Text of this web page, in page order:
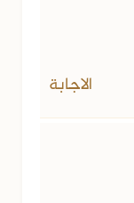
الاجابة